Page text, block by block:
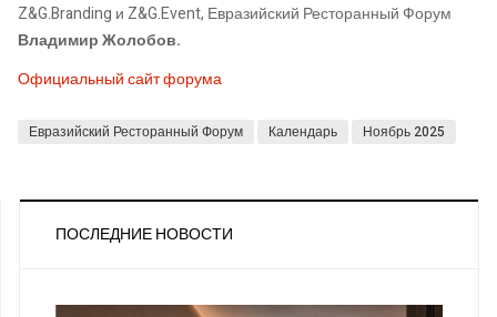
Z&G.Branding и Z&G.Event, Евразийский Ресторанный Форум
Владимир Жолобов.
Официальный сайт форума
Евразийский Ресторанный Форум Календарь Ноябрь 2025
ПОСЛЕДНИЕ НОВОСТИ